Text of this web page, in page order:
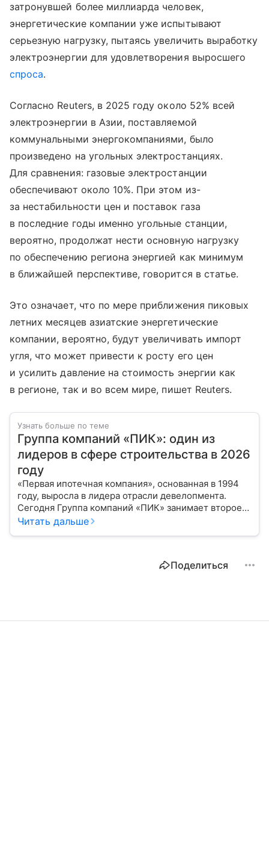
затронувшей более миллиарда человек,
энергетические компании уже испытывают
серьезную нагрузку, пытаясь увеличить выработку
электроэнергии для удовлетворения выросшего
спроса.
Согласно Reuters, в 2025 году около 52% всей
электроэнергии в Азии, поставляемой
коммунальными энергокомпаниями, было
произведено на угольных электростанциях.
Для сравнения: газовые электростанции
обеспечивают около 10%. При этом из-
за нестабильности цен и поставок газа
в последние годы именно угольные станции,
вероятно, продолжат нести основную нагрузку
по обеспечению региона энергией как минимум
в ближайшей перспективе, говорится в статье.
Это означает, что по мере приближения пиковых
летних месяцев азиатские энергетические
компании, вероятно, будут увеличивать импорт
угля, что может привести к росту его цен
и усилить давление на стоимость энергии как
в регионе, так и во всем мире, пишет Reuters.
Узнать больше по теме
Группа компаний «ПИК»: один из
лидеров в сфере строительства в 2026
году
«Первая ипотечная компания», основанная в 1994
году, выросла в лидера отрасли девелопмента.
Сегодня Группа компаний «ПИК» занимает второе
место по объемам строящегося жилья в России.
Читать дальше
Поделиться